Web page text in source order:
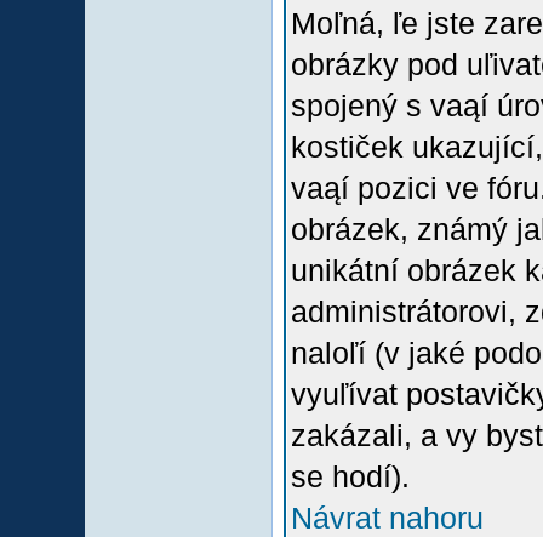
Moľná, ľe jste
obrázky pod
spojený s vaąí
kostiček
vaąí pozici ve
obrázek, známý
unikátní obrázek
administrátorovi,
naloľí (v jaké
vyuľívat
zakázali, a vy
se hodí).
Návrat nahoru